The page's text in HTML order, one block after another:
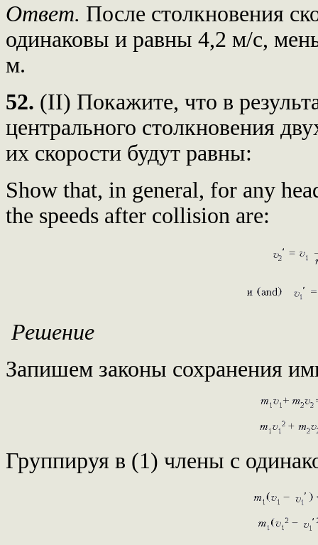
Ответ. После столкновения
одинаковы и равны 4,2 м/с,
м.
52. (II) Покажите, что в
центрального столкновения
их скорости будут равны:
Show that, in general, for any
the speeds after collision are:
Решение
Запишем законы сохранения
Группируя в (1) члены с